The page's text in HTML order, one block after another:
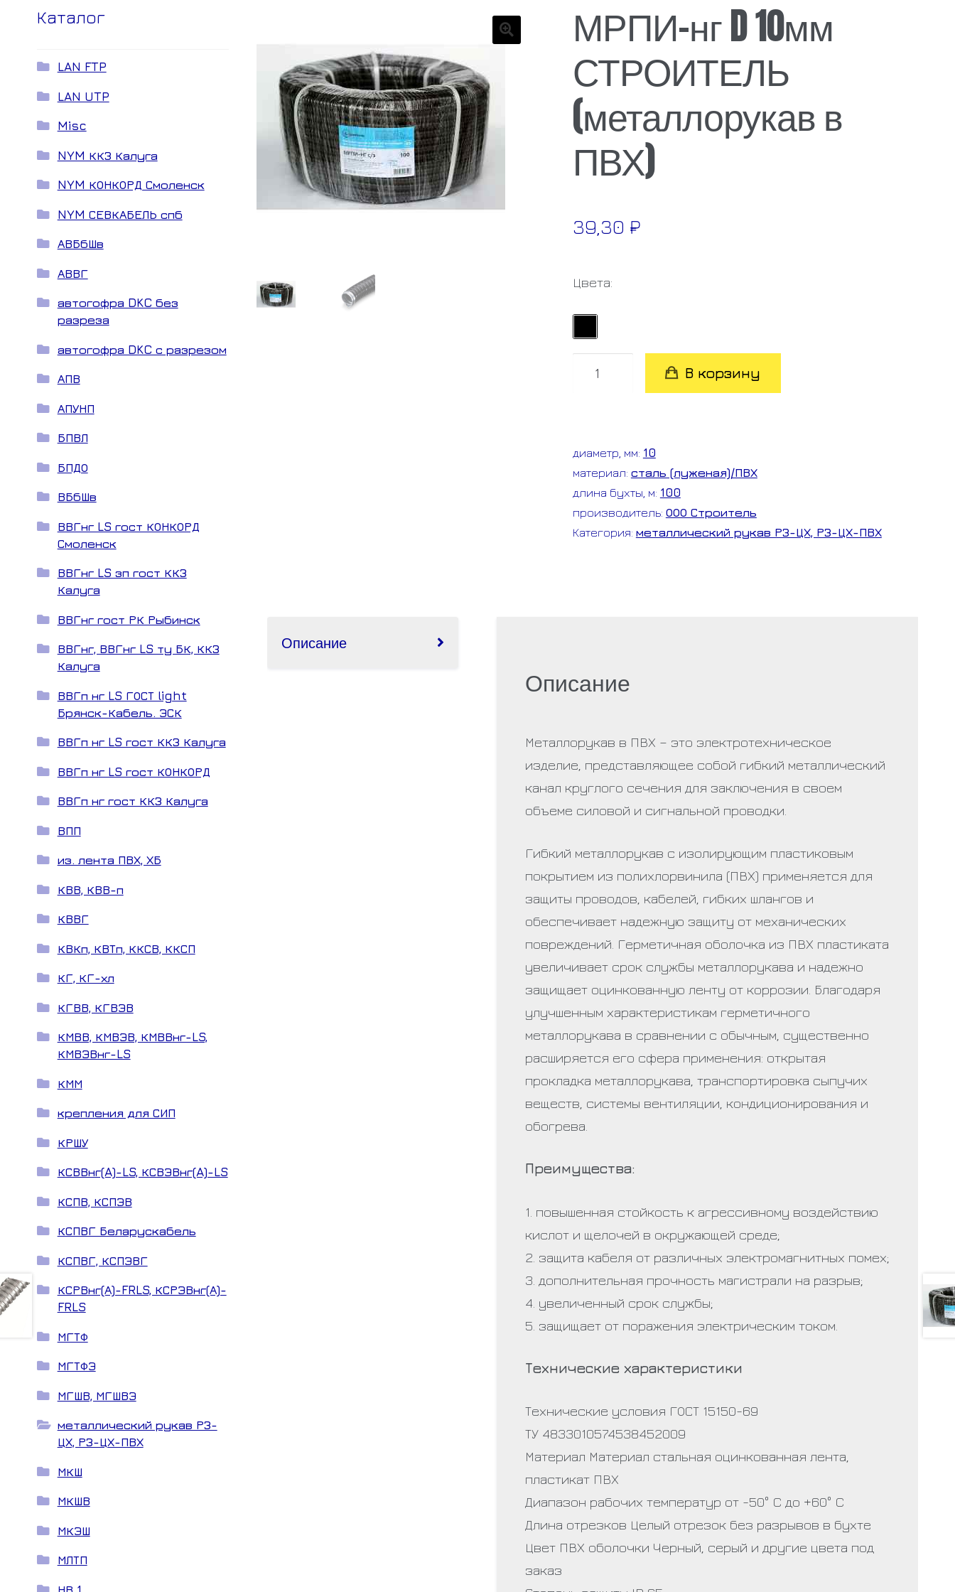
МРПИ-нг D 10мм
СТРОИТЕЛЬ
(металлорукав в
ПВХ)
39,30 ₽
Цвета:
D
10мм
СТРОИТЕЛЬ
(металлорукав
В корзину
диаметр, мм: 10
материал: сталь (луженая)/ПВХ
длина бухты, м: 100
производитель: ООО Строитель
Категория: металлический рукав РЗ-ЦХ, РЗ-ЦХ-ПВХ
Описание
Описание
Металлорукав в ПВХ – это электротехническое
изделие, представляющее собой гибкий металлический
канал круглого сечения для заключения в своем
объеме силовой и сигнальной проводки.
Гибкий металлорукав с изолирующим пластиковым
покрытием из полихлорвинила (ПВХ) применяется для
защиты проводов, кабелей, гибких шлангов и
обеспечивает надежную защиту от механических
повреждений. Герметичная оболочка из ПВХ пластиката
увеличивает срок службы металлорукава и надежно
защищает оцинкованную ленту от коррозии. Благодаря
улучшенным характеристикам герметичного
металлорукава в сравнении с обычным, существенно
расширяется его сфера применения: открытая
прокладка металлорукава, транспортировка сыпучих
веществ, системы вентиляции, кондиционирования и
обогрева.
Преимущества:
1. повышенная стойкость к агрессивному воздействию
кислот и щелочей в окружающей среде;
2. защита кабеля от различных электромагнитных помех;
3. дополнительная прочность магистрали на разрыв;
4. увеличенный срок службы;
5. защищает от поражения электрическим током.
Технические характеристики
Технические условия ГОСТ 15150-69
ТУ 4833010574538452009
Материал Материал стальная оцинкованная лента,
пластикат ПВХ
Диапазон рабочих температур от -50° C до +60° C
Длина отрезков Целый отрезок без разрывов в бухте
Цвет ПВХ оболочки Черный, серый и другие цвета под
заказ
Каталог
LAN FTP
LAN UTP
Misc
NYM ККЗ Калуга
NYM КОНКОРД Смоленск
NYM СЕВКАБЕЛЬ спб
АВБбШв
АВВГ
автогофра DKC без
разреза
автогофра DKC с разрезом
АПВ
АПУНП
БПВЛ
БПДО
ВБбШв
ВВГнг LS гост КОНКОРД
Смоленск
ВВГнг LS зп гост ККЗ
Калуга
ВВГнг гост РК Рыбинск
ВВГнг, ВВГнг LS ту БК, ККЗ
Калуга
ВВГп нг LS ГОСТ light
Брянск-Кабель. ЭСК
ВВГп нг LS гост ККЗ Калуга
ВВГп нг LS гост КОНКОРД
ВВГп нг гост ККЗ Калуга
ВПП
из. лента ПВХ, ХБ
КВВ, КВВ-п
КВВГ
КВКп, КВТп, ККСВ, ККСП
КГ, КГ-хл
КГВВ, КГВЭВ
КМВВ, КМВЭВ, КМВВнг-LS,
КМВЭВнг-LS
КММ
крепления для СИП
КРШУ
КСВВнг(A)-LS, КСВЭВнг(A)-LS
КСПВ, КСПЭВ
КСПВГ Беларускабель
КСПВГ, КСПЭВГ
КСРВнг(А)-FRLS, КСРЭВнг(А)-
FRLS
МГТФ
МГТФЭ
МГШВ, МГШВЭ
металлический рукав РЗ-
ЦХ, РЗ-ЦХ-ПВХ
МКШ
МКШВ
МКЭШ
МЛТП